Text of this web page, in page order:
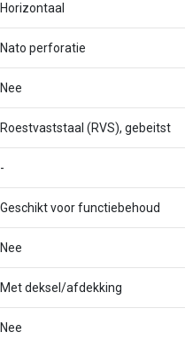
Horizontaal
Nato perforatie
Nee
Roestvaststaal (RVS), gebeitst
-
Geschikt voor functiebehoud
Nee
Met deksel/afdekking
Nee